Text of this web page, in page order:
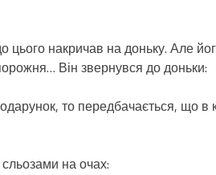
цього накричав на доньку. Але
Він звернувся до доньки:
то передбачається, що в
на очах: